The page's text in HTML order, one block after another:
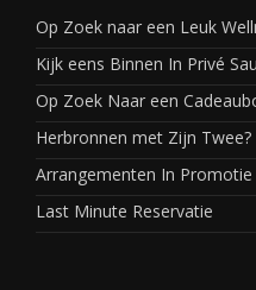
Op Zoek naar een Leuk
Kijk eens Binnen In Privé
Op Zoek Naar een
Herbronnen met Zijn Twee?
Arrangementen In Promotie
Last Minute Reservatie